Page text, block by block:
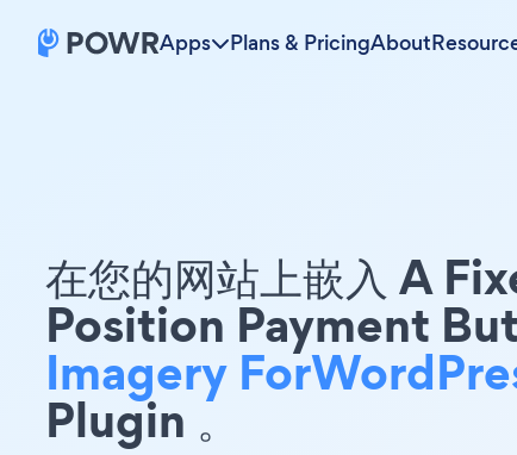
Apps Plans & PricingAbout
在您的网站上嵌入 A
Position Payment
Imagery
Plugin 。